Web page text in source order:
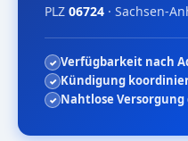
PLZ 06724 · Sachsen-
Verfügbarkeit nach
Kündigung
Nahtlose